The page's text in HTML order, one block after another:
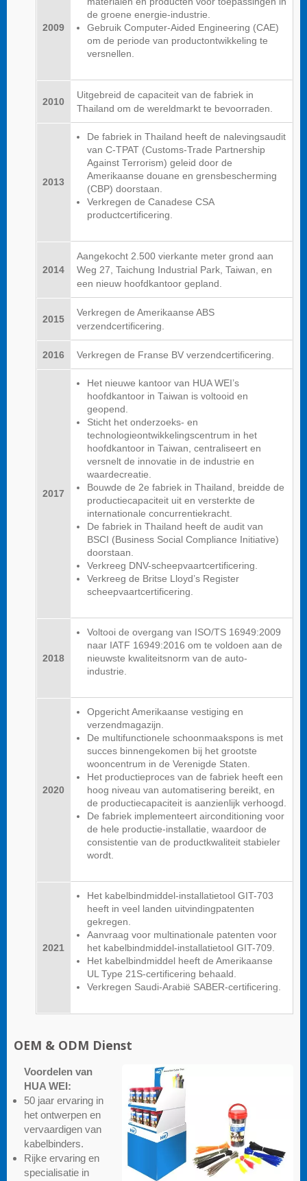
2009
de groene energie-industrie.
Gebruik Computer-Aided Engineering (CAE)
om de periode van productontwikkeling te
versnellen.
2010
Uitgebreid de capaciteit van de fabriek in
Thailand om de wereldmarkt te bevoorraden.
2013
De fabriek in Thailand heeft de nalevingsaudit
van C-TPAT (Customs-Trade Partnership
Against Terrorism) geleid door de
Amerikaanse douane en grensbescherming
(CBP) doorstaan.
Verkregen de Canadese CSA
productcertificering.
2014
Aangekocht 2.500 vierkante meter grond aan
Weg 27, Taichung Industrial Park, Taiwan, en
een nieuw hoofdkantoor gepland.
2015
Verkregen de Amerikaanse ABS
verzendcertificering.
2016 Verkregen de Franse BV verzendcertificering.
2017
Het nieuwe kantoor van HUA WEI’s
hoofdkantoor in Taiwan is voltooid en
geopend.
Sticht het onderzoeks- en
technologieontwikkelingscentrum in het
hoofdkantoor in Taiwan, centraliseert en
versnelt de innovatie in de industrie en
waardecreatie.
Bouwde de 2e fabriek in Thailand, breidde de
productiecapaciteit uit en versterkte de
internationale concurrentiekracht.
De fabriek in Thailand heeft de audit van
BSCI (Business Social Compliance Initiative)
doorstaan.
Verkreeg DNV-scheepvaartcertificering.
Verkreeg de Britse Lloyd’s Register
scheepvaartcertificering.
2018
Voltooi de overgang van ISO/TS 16949:2009
naar IATF 16949:2016 om te voldoen aan de
nieuwste kwaliteitsnorm van de auto-
industrie.
2020
Opgericht Amerikaanse vestiging en
verzendmagazijn.
De multifunctionele schoonmaakspons is met
succes binnengekomen bij het grootste
wooncentrum in de Verenigde Staten.
Het productieproces van de fabriek heeft een
hoog niveau van automatisering bereikt, en
de productiecapaciteit is aanzienlijk verhoogd.
De fabriek implementeert airconditioning voor
de hele productie-installatie, waardoor de
consistentie van de productkwaliteit stabieler
wordt.
2021
Het kabelbindmiddel-installatietool GIT-703
heeft in veel landen uitvindingpatenten
gekregen.
Aanvraag voor multinationale patenten voor
het kabelbindmiddel-installatietool GIT-709.
Het kabelbindmiddel heeft de Amerikaanse
UL Type 21S-certificering behaald.
Verkregen Saudi-Arabië SABER-certificering.
OEM & ODM Dienst
Voordelen van
HUA WEI:
50 jaar ervaring in
het ontwerpen en
vervaardigen van
kabelbinders.
Rijke ervaring en
specialisatie in